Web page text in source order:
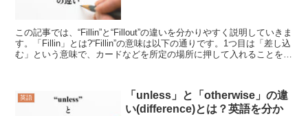
この記事では、“Fillin”と“Fillout”の違いを分かりやすく説明していきま
す。「Fillin」とは?“Fillin”の意味は以下の通りです。1つ目は「差し込
む」という意味で、カードなどを所定の場所に押して入れることを言
英語
「unless」と「otherwise」の違
い(difference)とは？英語を分か